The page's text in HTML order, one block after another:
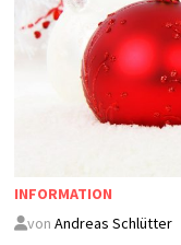
INFORMATION
von Andreas Schlütter